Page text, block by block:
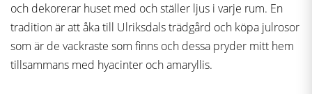
och dekorerar huset med och ställer ljus i varje rum. En
tradition är att åka till Ulriksdals trädgård och köpa julrosor
som är de vackraste som finns och dessa pryder mitt hem
tillsammans med hyacinter och amaryllis.